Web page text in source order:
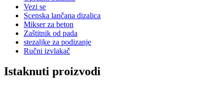
Vezi se
Scenska lančana dizalica
Mikser za beton
Zaštitnik od pada
stezaljke za podizanje
Ručni izvlakač
Istaknuti proizvodi